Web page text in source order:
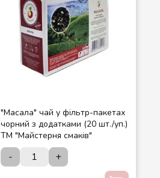
"Масала" чай у фільтр-пакетах
чорний з додатками (20 шт./уп.)
ТМ "Майстерня смаків"
- +